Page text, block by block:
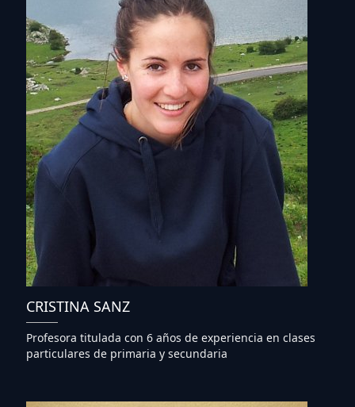
CRISTINA SANZ
Profesora titulada con 6 años de experiencia en clases
particulares de primaria y secundaria